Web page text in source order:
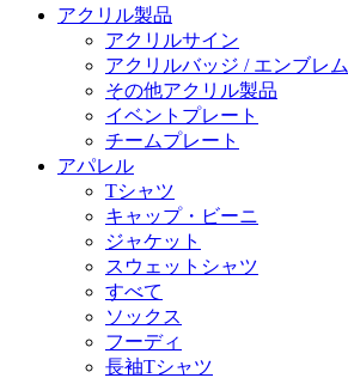
アクリル製品
アクリルサイン
アクリルバッジ / エンブレム
その他アクリル製品
イベントプレート
チームプレート
アパレル
Tシャツ
キャップ・ビーニ
ジャケット
スウェットシャツ
すべて
ソックス
フーディ
長袖Tシャツ